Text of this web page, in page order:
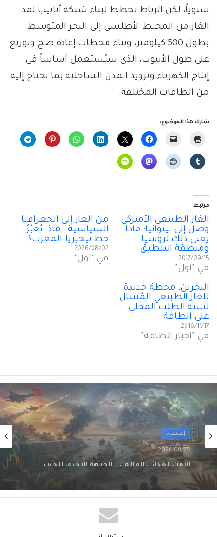
سنوياً، لكن الرباط تخطط لبناء شبكة أنابيب لمد
الغاز من المحيط الأطلسي إلى البحر المتوسط
بطول 500 كيلومتر، وبناء محطات إعادة ضخ وتوزيع
على طول الأنبوب، الذي سيُستعمل أساساً في
إنتاج الكهرباء وتزويد المدن الساحلية بما تحتاج إليه
من الطاقات المختلفة.
شارك هذا الموضوع:
مرتبط
الغاز الطبيعي الأميركي
وصل إلى ليتوانيا: ماذا
يعني ذلك لروسيا
ومنطقة البلطيق
2017/09/15
في "أول"
من الغاز إلى الجغرافيا
السياسية… ماذا يُغيّرُ
خط نيجيريا–المغرب؟
2026/08/02
في "أول"
البحرين: محطة جديدة
للغاز الطبيعي المُسال
لتلبية الطلب المحلي
على الطاقة
2016/11/17
في "أخبار الطاقة"
أول
2026/08/02
من الغاز إلى الجغرافيا السياسية… ماذا يُغيّرُ خط
نيجيريا–المغرب؟